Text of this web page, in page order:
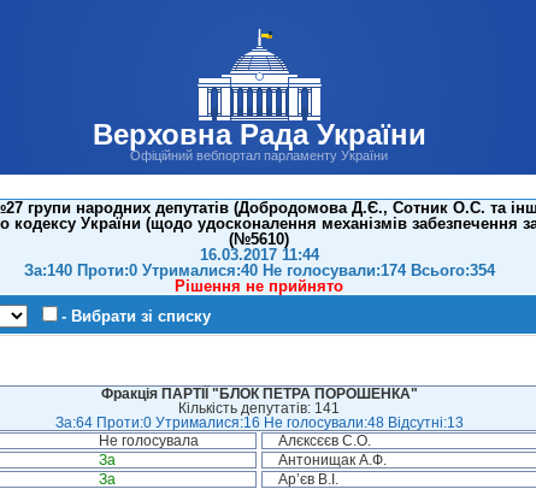
Верховна Рада України
Офіційний вебпортал парламенту України
групи народних депутатів (Добродомова Д.Є., Сотник О.С. та
кодексу України (щодо удосконалення механізмів забезпечення
(№5610)
16.03.2017 11:44
За:140 Проти:0 Утрималися:40 Не голосували:174 Всього:354
Рішення не прийнято
- Вибрати зі списку
Фракція ПАРТІЇ "БЛОК ПЕТРА ПОРОШЕНКА"
Кількість депутатів: 141
За:64 Проти:0 Утрималися:16 Не голосували:48 Відсутні:13
Не голосувала Алєксєєв С.О.
За Антонищак А.Ф.
За Ар’єв В.І.